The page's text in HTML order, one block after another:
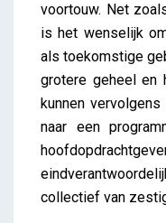
voortouw. Net
is het wenselijk
als toekomstige
grotere geheel en
kunnen
naar een
collectief van